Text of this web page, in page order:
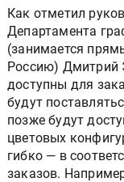
Как отметил
Департамента
(занимается
Россию) Дмитрий
доступны для
будут
позже будут
цветовых
гибко — в
заказов.